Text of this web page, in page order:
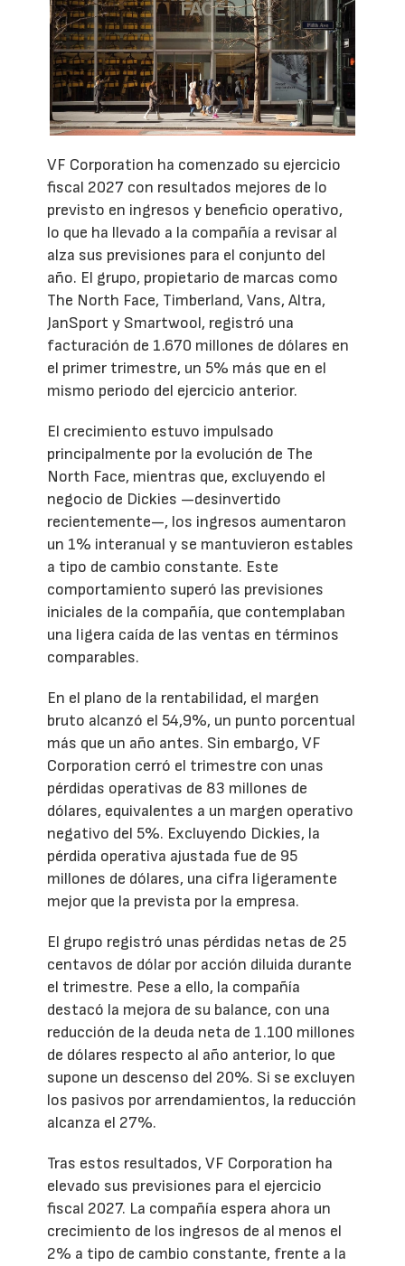
VF Corporation ha comenzado su ejercicio
fiscal 2027 con resultados mejores de lo
previsto en ingresos y beneficio operativo,
lo que ha llevado a la compañía a revisar al
alza sus previsiones para el conjunto del
año. El grupo, propietario de marcas como
The North Face, Timberland, Vans, Altra,
JanSport y Smartwool, registró una
facturación de 1.670 millones de dólares en
el primer trimestre, un 5% más que en el
mismo periodo del ejercicio anterior.
El crecimiento estuvo impulsado
principalmente por la evolución de The
North Face, mientras que, excluyendo el
negocio de Dickies —desinvertido
recientemente—, los ingresos aumentaron
un 1% interanual y se mantuvieron estables
a tipo de cambio constante. Este
comportamiento superó las previsiones
iniciales de la compañía, que contemplaban
una ligera caída de las ventas en términos
comparables.
En el plano de la rentabilidad, el margen
bruto alcanzó el 54,9%, un punto porcentual
más que un año antes. Sin embargo, VF
Corporation cerró el trimestre con unas
pérdidas operativas de 83 millones de
dólares, equivalentes a un margen operativo
negativo del 5%. Excluyendo Dickies, la
pérdida operativa ajustada fue de 95
millones de dólares, una cifra ligeramente
mejor que la prevista por la empresa.
El grupo registró unas pérdidas netas de 25
centavos de dólar por acción diluida durante
el trimestre. Pese a ello, la compañía
destacó la mejora de su balance, con una
reducción de la deuda neta de 1.100 millones
de dólares respecto al año anterior, lo que
supone un descenso del 20%. Si se excluyen
los pasivos por arrendamientos, la reducción
alcanza el 27%.
Tras estos resultados, VF Corporation ha
elevado sus previsiones para el ejercicio
fiscal 2027. La compañía espera ahora un
crecimiento de los ingresos de al menos el
2% a tipo de cambio constante, frente a la